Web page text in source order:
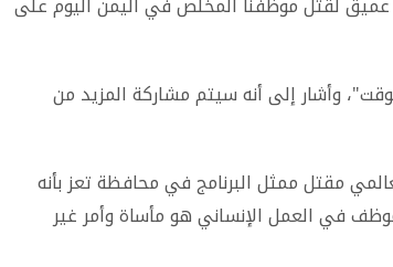
وأشار إلى أنه سيتم مشاركة المزيد من
مقتل ممثل البرنامج في محافظة تعز بأنه
في العمل الإنساني هو مأساة وأمر غير